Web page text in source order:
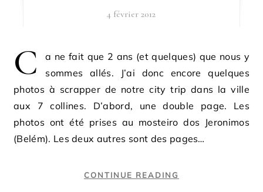
4 février 2012
C
a ne fait que 2 ans (et quelques) que nous y
sommes allés. J’ai donc encore quelques
photos à scrapper de notre city trip dans la ville
aux 7 collines. D’abord, une double page. Les
photos ont été prises au mosteiro dos Jeronimos
(Belém). Les deux autres sont des pages…
CONTINUE READING